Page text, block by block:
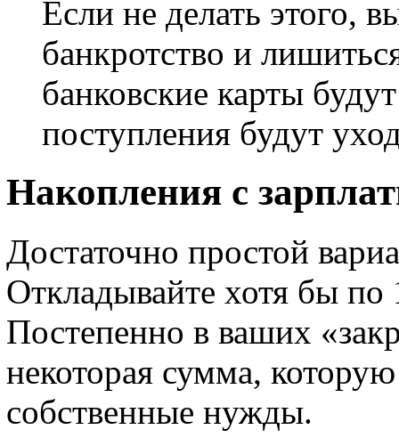
Если не делать этого,
банкротство и
банковские карты
поступления будут
Накопления с
Достаточно простой
Откладывайте хотя бы по
Постепенно в ваших
некоторая сумма,
собственные нужды.